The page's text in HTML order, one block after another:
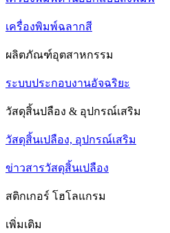
เครื่องพิมพ์ฉลากสี
ผลิตภัณฑ์อุตสาหกรรม
ระบบประกอบงานอัจฉริยะ
วัสดุสิ้นปลือง & อุปกรณ์เสริม
วัสดุสิ้นเปลือง, อุปกรณ์เสริม
ข่าวสารวัสดุสิ้นเปลือง
สติกเกอร์ โฮโลแกรม
เพิ่มเติม